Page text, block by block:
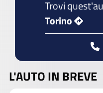
Trovi
Torino
L'AUTO IN BREVE